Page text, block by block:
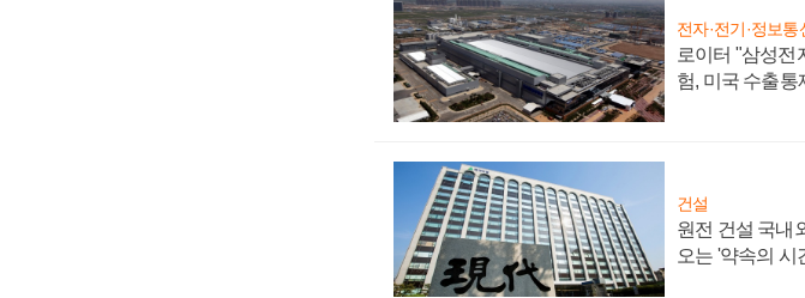
전자·전기·정보통
로이터 "삼성전
험, 미국 수출통
건설
원전 건설 국내
오는 '약속의 시